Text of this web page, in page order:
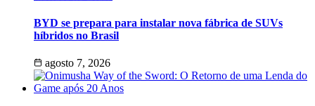
BYD se prepara para instalar nova fábrica de SUVs
híbridos no Brasil
agosto 7, 2026